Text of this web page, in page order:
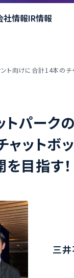
社情報IR情報
ト向けに合計14本の
パーク
ットボ
目指す！
三